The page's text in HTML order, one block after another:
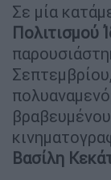
Σε μία
Πολιτισμού
Βασίλη